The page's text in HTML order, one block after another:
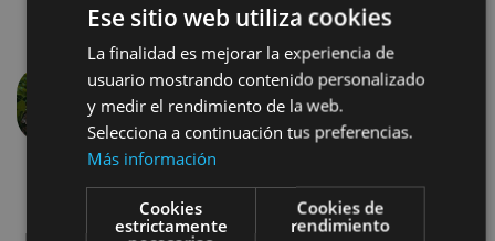
Aurrekoa
Ese sitio web utiliza cookies
La finalidad es mejorar la experiencia de
usuario mostrando contenido personalizado
y medir el rendimiento de la web.
Selecciona a continuación tus preferencias.
Más información
Cookies
estrictamente
Cookies de
rendimiento